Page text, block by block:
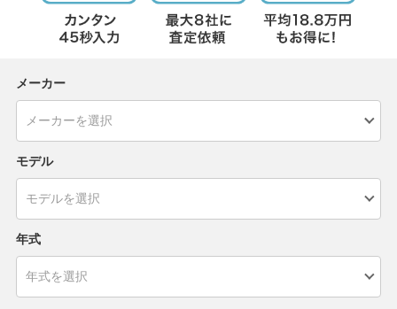
メーカー
モデル
年式